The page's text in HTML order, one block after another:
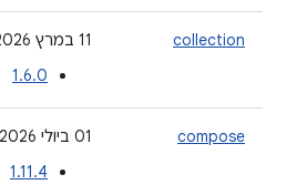
collection
‫11 במרץ 2026
1.6.0
compose
‫01 ביולי 2026
1.11.4